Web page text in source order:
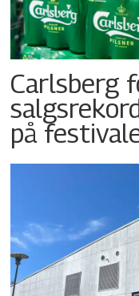
Carlsberg
på